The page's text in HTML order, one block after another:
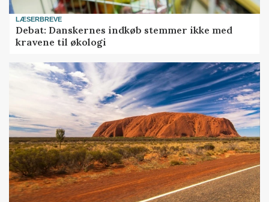
LÆSERBREVE
Debat: Danskernes indkøb stemmer ikke med
kravene til økologi